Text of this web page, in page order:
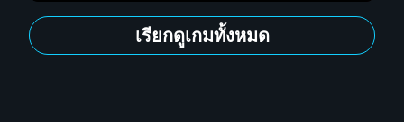
เรียกดูเกมทั้งหมด